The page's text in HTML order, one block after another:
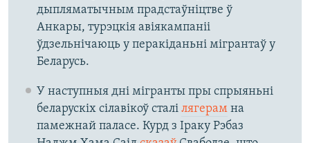
дыпляматычным прадстаўніцтве ў
Анкары, турэцкія авіякампаніі
ўдзельнічаюць у перакіданьні мігрантаў у
Беларусь.
У наступныя дні мігранты пры спрыяньні
беларускіх сілавікоў сталі лягерамна
памежнай паласе. Курд з Іраку Рэбаз